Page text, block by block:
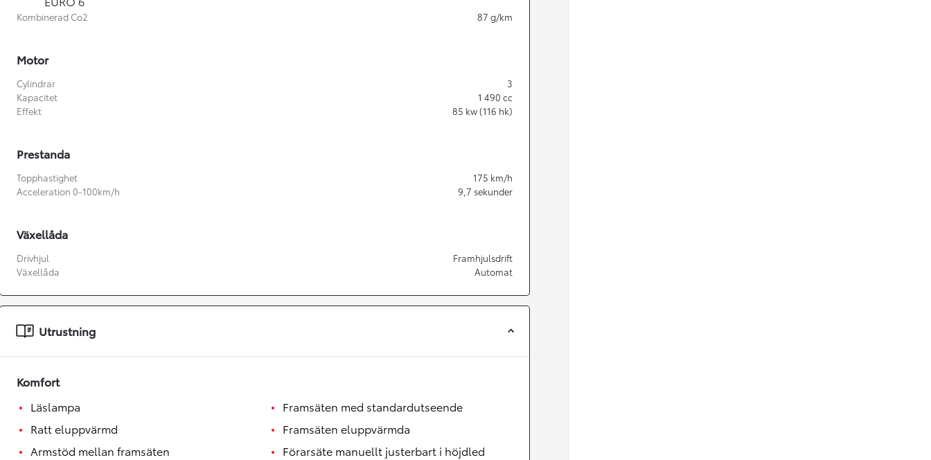
Från 360 900 kr
Från 3 548 kr/mån
Från 350 900 kr
Från 3 450 kr/mån
BENSIN
Nya GR GT
Kombinerad Co2 87 g/km
Motor
Cylindrar
3
Kapacitet
1 490 cc
Effekt
85 kw (116 hk)
Prestanda
Topphastighet 175 km/h
Acceleration 0-100km/h
9,7 sekunder
Växellåda
Drivhjul
Framhjulsdrift
Växellåda
Automat
Utrustning
Komfort
Läslampa
Ratt eluppvärmd
Armstöd mellan framsäten
Framsäten med standardutseende
Framsäten eluppvärmda
Förarsäte manuellt justerbart i höjdled